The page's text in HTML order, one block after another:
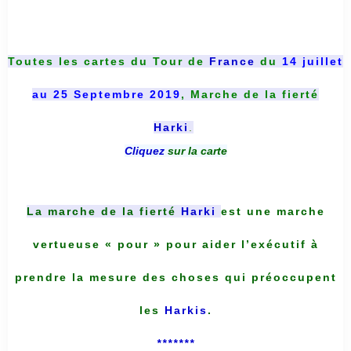
Toutes les cartes du Tour de France du 14 juillet
au 25 Septembre 2019, Marche de la fierté
Harki
Cliquez sur la carte
La marche de la fierté Harki est une marche
vertueuse « pour » pour aider l’exécutif à
prendre la mesure des choses qui préoccupent
les Harkis.
*******